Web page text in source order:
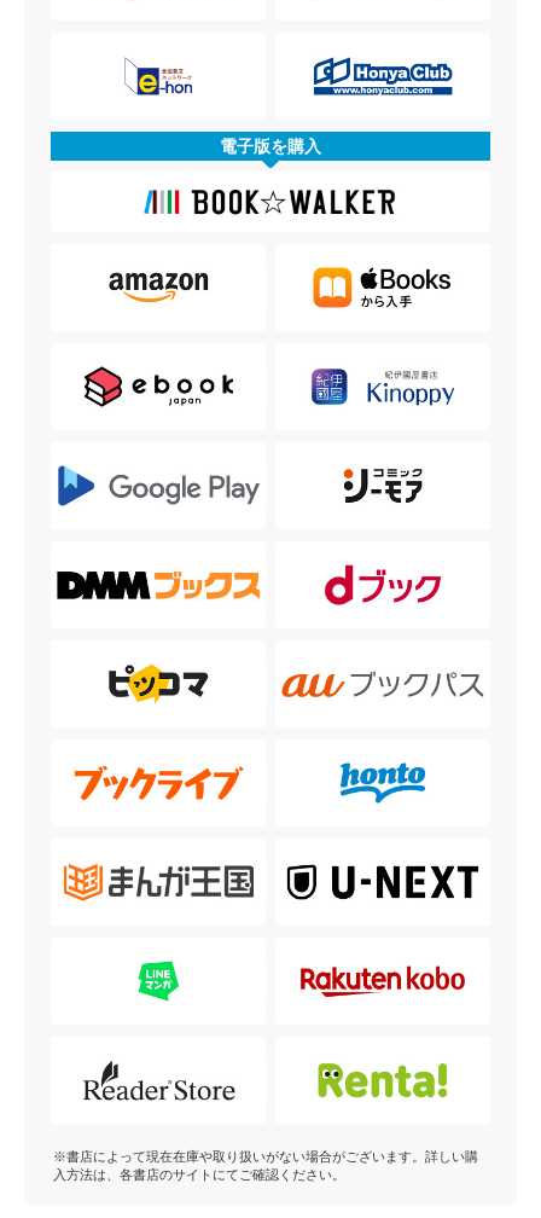
電子版を購入
※書店によって現在在庫や取り扱いがない場合がございます。詳しい購
入方法は、各書店のサイトにてご確認ください。